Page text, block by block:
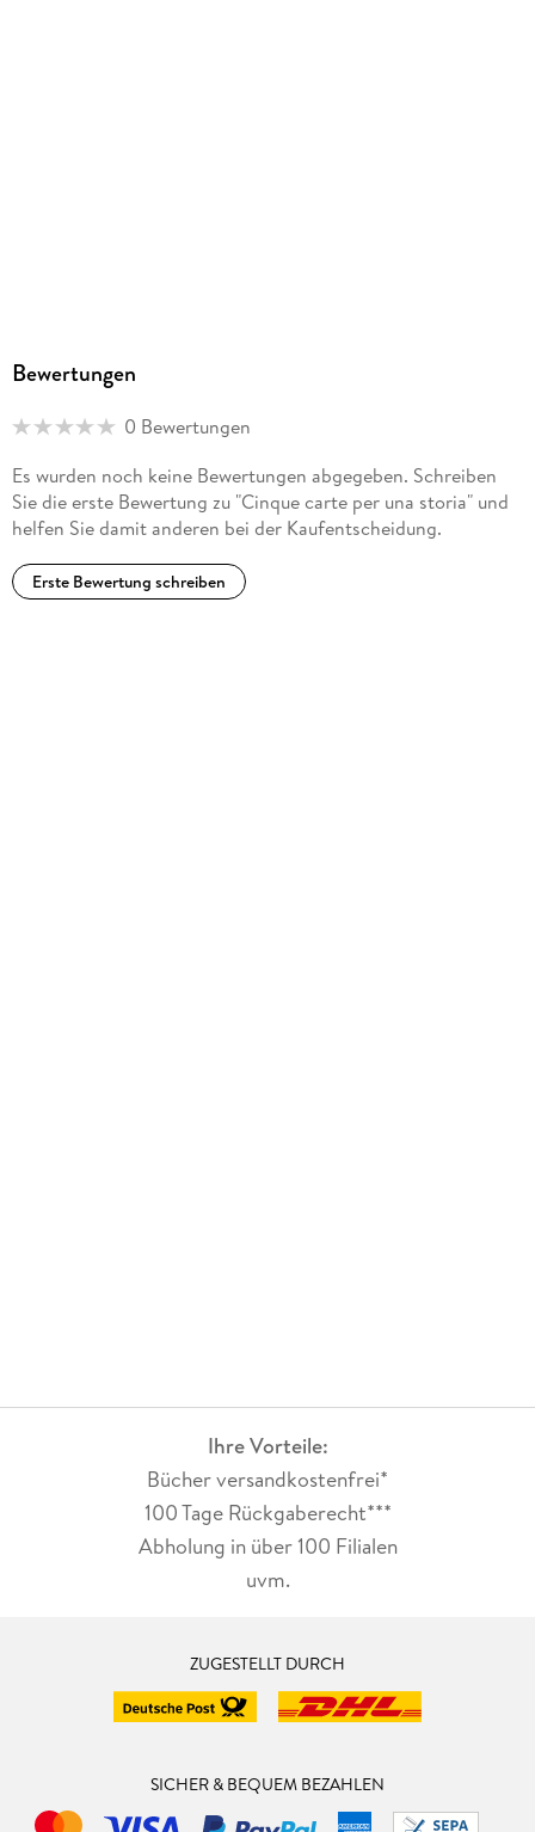
Bewertungen
0 Bewertungen
Es wurden noch keine Bewertungen abgegeben. Schreiben
Sie die erste Bewertung zu "Cinque carte per una storia" und
helfen Sie damit anderen bei der Kaufentscheidung.
Erste Bewertung schreiben
Ihre Vorteile:
Bücher versandkostenfrei*
100 Tage Rückgaberecht***
Abholung in über 100 Filialen
uvm.
ZUGESTELLT DURCH
SICHER & BEQUEM BEZAHLEN